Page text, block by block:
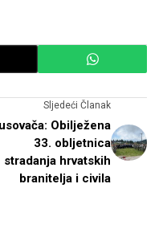
Sljedeći Članak
Obilježena
33. obljetnica
stradanja hrvatskih
branitelja i civila